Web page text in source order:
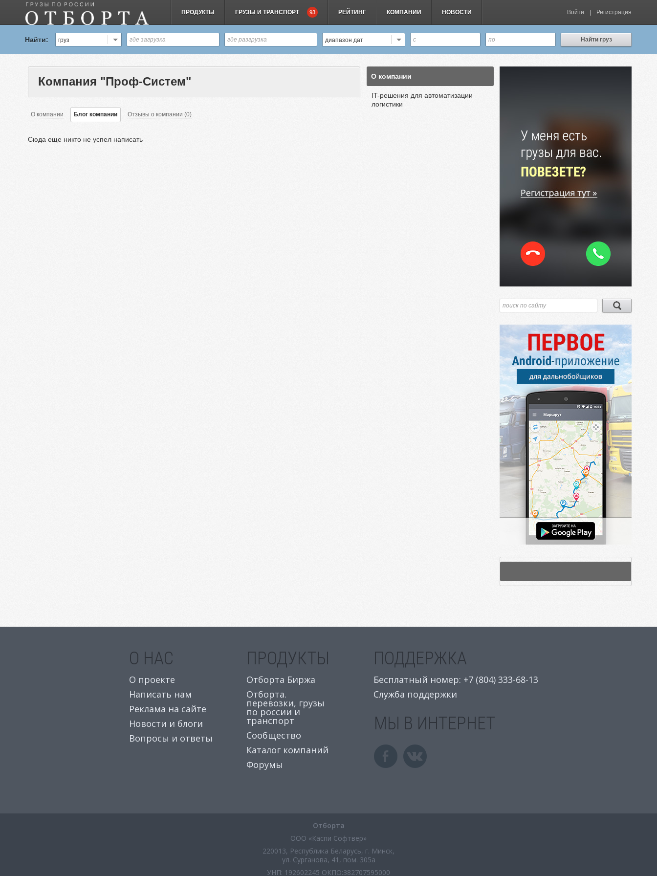
ПРОДУКТЫ ГРУЗЫ И ТРАНСПОРТ 93 РЕЙТИНГ КОМПАНИИ НОВОСТИ Войти Регистрация
Найти: груз диапазон дат Найти груз
Компания "Проф-Систем"
О компании Блог компании Отзывы о компании (0)
Сюда еще никто не успел написать
О компании
IT-решения для автоматизации
логистики
О НАС
О проекте
Написать нам
Реклама на сайте
Новости и блоги
Вопросы и ответы
ПРОДУКТЫ
Отборта Биржа
Отборта.
перевозки, грузы
по россии и
транспорт
Сообщество
Каталог компаний
Форумы
ПОДДЕРЖКА
Бесплатный номер: +7 (804) 333-68-13
Служба поддержки
МЫ В ИНТЕРНЕТ
Отборта
ООО «Каспи Софтвер»
220013, Республика Беларусь, г. Минск,
ул. Сурганова, 41, пом. 305а
УНП: 192602245 ОКПО:382707595000